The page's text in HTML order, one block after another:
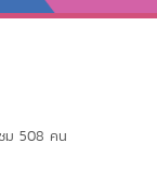
ม 508 คน